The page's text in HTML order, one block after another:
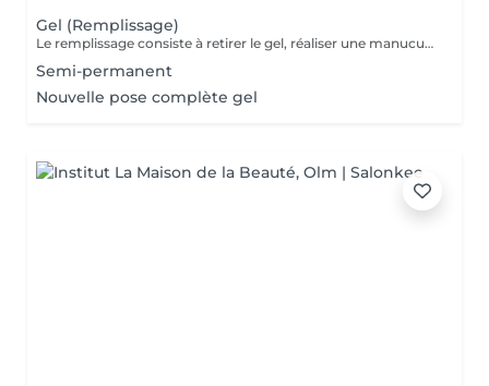
Gel (Remplissage)
Le remplissage consiste à retirer le gel, réaliser une manucure et poser de nouveau du gel. Veuillez noter qu'un supplément de 3 € sera ajouté si vous avez des ongles cassés. Si plus de 4 ongles sont cassés, le tarif d'une pose complète sera appliqué. Le prix étudiant est appliqué aux enfants des clientes habituelles.
Semi-permanent
Nouvelle pose complète gel